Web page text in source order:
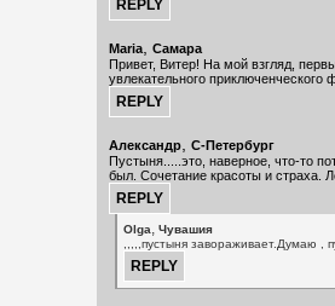
Maria, Самара
Привет, Витер! На мой взгляд,
увлекательного приключенческого
Александр, С-Петербург
Пустыня.....это, наверное, что-то
был. Сочетание красоты и страха.
Olga, Чувашия
,,,,,пустыня завораживает.Думаю ,